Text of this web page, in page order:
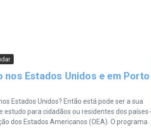
nos Estados Unidos e em Porto
Estados Unidos? Então está pode ser a sua
estudo para cidadãos ou residentes dos países-
dos Estados Americanos (OEA). O programa ...